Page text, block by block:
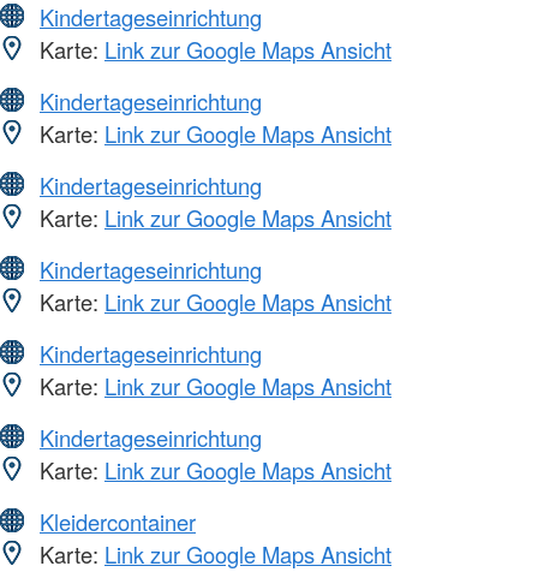
Kindertageseinrichtung
Karte: Link zur Google Maps Ansicht
Kindertageseinrichtung
Karte: Link zur Google Maps Ansicht
Kindertageseinrichtung
Karte: Link zur Google Maps Ansicht
Kindertageseinrichtung
Karte: Link zur Google Maps Ansicht
Kindertageseinrichtung
Karte: Link zur Google Maps Ansicht
Kindertageseinrichtung
Karte: Link zur Google Maps Ansicht
Kleidercontainer
Karte: Link zur Google Maps Ansicht